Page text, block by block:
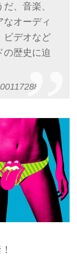
、音楽、
オーディ
ビデオなど
の歴史に迫